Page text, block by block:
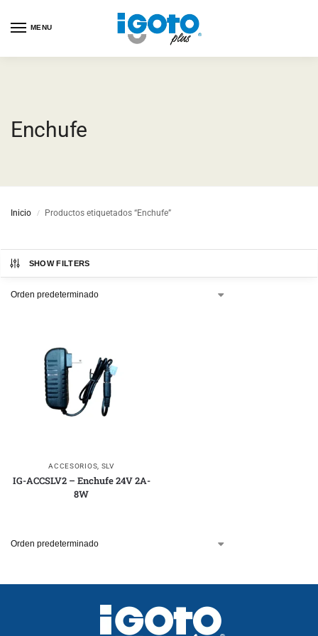
MENU
Enchufe
Inicio / Productos etiquetados “Enchufe”
SHOW FILTERS
ACCESORIOS SLV
IG-ACCSLV2 – Enchufe 24V 2A-
8W